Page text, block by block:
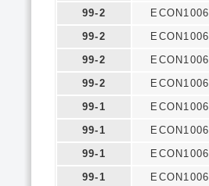
99-2
ECON1006
99-2
ECON1006
99-2
ECON1006
99-2
ECON1006
99-1
ECON1006
99-1
ECON1006
99-1
ECON1006
99-1
ECON1006